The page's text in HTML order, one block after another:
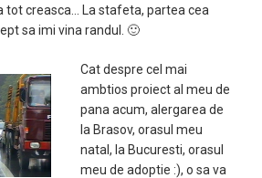
tot creasca… La stafeta, partea cea
sa imi vina randul. 🙂
Cat despre cel mai
ambtios proiect al meu de
pana acum, alergarea de
la Brasov, orasul meu
natal, la Bucuresti, orasul
meu de adoptie :), o sa va